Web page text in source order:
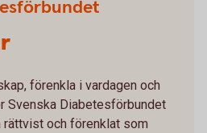
förenkla i vardagen och
Svenska Diabetesförbundet
rättvist och förenklat som